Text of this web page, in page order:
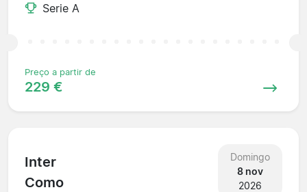
Serie A
Preço a partir de
229 €
Inter
Como
Domingo
8 nov
2026